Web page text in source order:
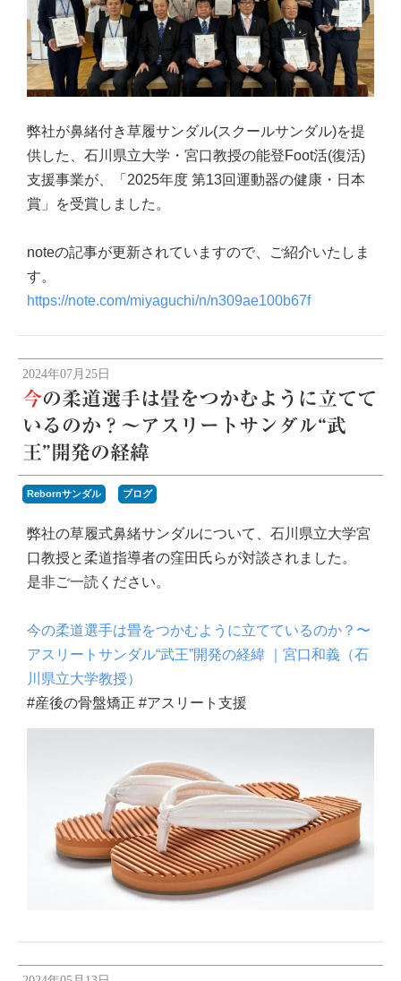
弊社が鼻緒付き草履サンダル(スクールサンダル)を提
供した、石川県立大学・宮口教授の能登Foot活(復活)
支援事業が、「2025年度 第13回運動器の健康・日本
賞」を受賞しました。
noteの記事が更新されていますので、ご紹介いたしま
す。
https://note.com/miyaguchi/n/n309ae100b67f
2024年07月25日
今の柔道選手は畳をつかむように立てて
いるのか？〜アスリートサンダル“武
王”開発の経緯
Rebornサンダル ブログ
弊社の草履式鼻緒サンダルについて、石川県立大学宮
口教授と柔道指導者の窪田氏らが対談されました。
是非ご一読ください。
今の柔道選手は畳をつかむように立てているのか？〜
アスリートサンダル“武王”開発の経緯 ｜宮口和義（石
川県立大学教授）
#産後の骨盤矯正 #アスリート支援